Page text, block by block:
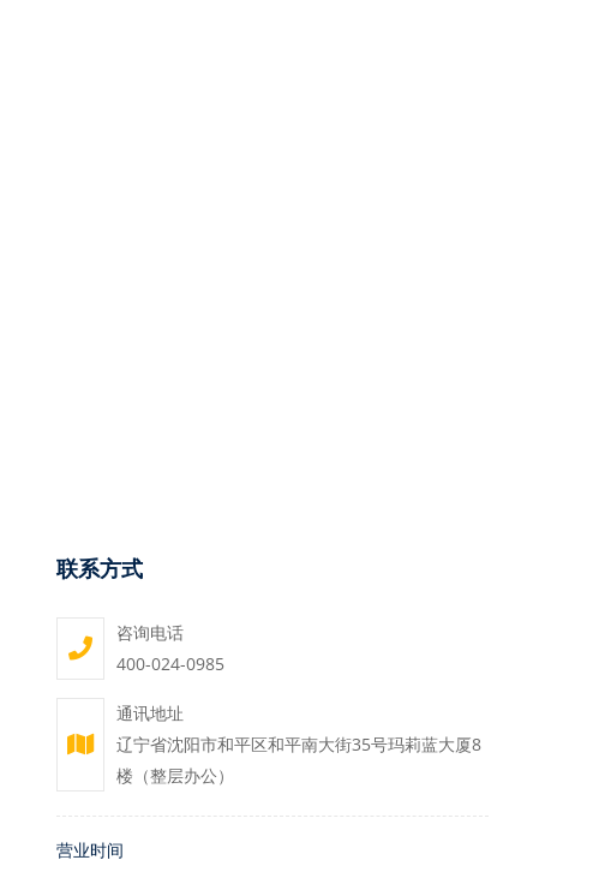
联系方式
咨询电话
400-024-0985
通讯地址
辽宁省沈阳市和平区和平南大街35号玛莉蓝大厦8
楼（整层办公）
营业时间